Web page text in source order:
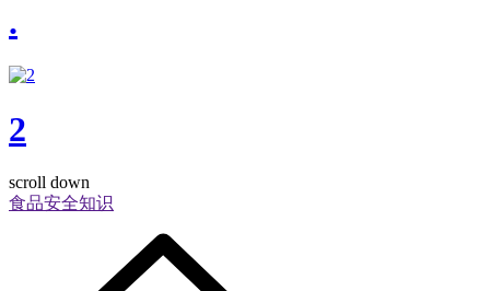
.
2
scroll down
食品安全知识